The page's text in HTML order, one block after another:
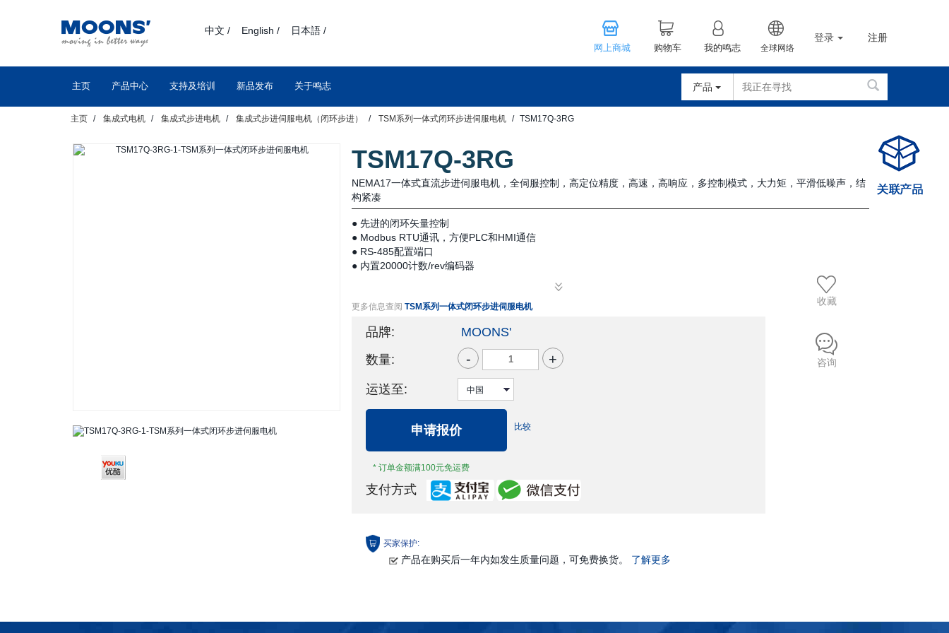
中文 / English / 日本語 /
网上商城 购物车 我的鸣志 全球网络
登录 注册
主页 产品中心 支持及培训 新品发布 关于鸣志 产品
主页 集成式电机 集成式步进电机 集成式步进伺服电机（闭环步进） TSM系列一体式闭环步进伺服电机 TSM17Q-3RG
TSM17Q-3RG
NEMA17一体式直流步进伺服电机，全伺服控制，高定位精度，高速，高响应，多控制模式，大力矩，平滑低噪声，结
构紧凑
● 先进的闭环矢量控制
● Modbus RTU通讯，方便PLC和HMI通信
● RS-485配置端口
● 内置20000计数/rev编码器
更多信息查阅 TSM系列一体式闭环步进伺服电机
品牌:
MOONS'
数量:
- +
运送至:
申请报价
* 订单金额满100元免运费
比较
支付方式
收藏
咨询
买家保护:
产品在购买后一年内如发生质量问题，可免费换货。 了解更多